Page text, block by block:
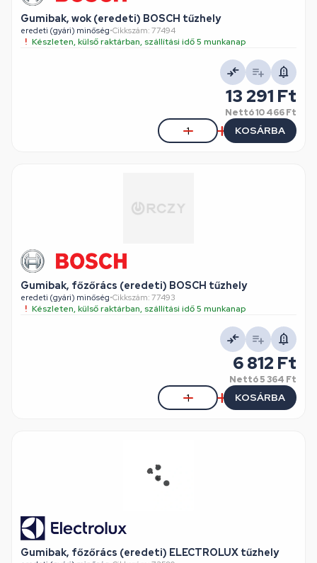
Gumibak, wok (eredeti) BOSCH tűzhely
eredeti (gyári) minőség•Cikkszám: 77494
Készleten, külső raktárban, szállítási idő 5 munkanap
13 291 Ft
Nettó10 466 Ft
KOSÁRBA
Gumibak, főzőrács (eredeti) BOSCH tűzhely
eredeti (gyári) minőség•Cikkszám: 77493
Készleten, külső raktárban, szállítási idő 5 munkanap
6 812 Ft
Nettó5 364 Ft
KOSÁRBA
Gumibak, főzőrács (eredeti) ELECTROLUX tűzhely